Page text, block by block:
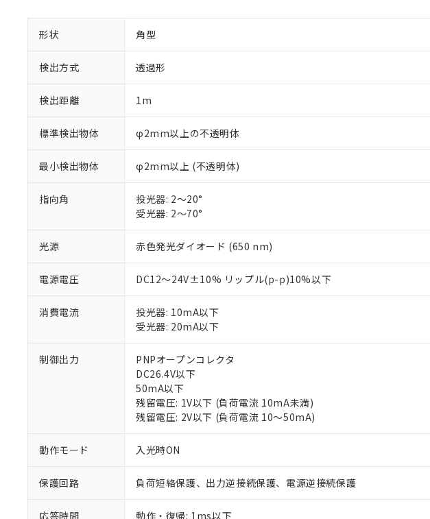
形状 角型
検出方式 透過形
検出距離 1m
標準検出物体 φ2mm以上の不透明体
最小検出物体 φ2mm以上 (不透明体)
指向角
投光器: 2～20°
受光器: 2～70°
光源 赤色発光ダイオード (650 nm)
電源電圧 DC12～24V±10% リップル(p-p)10%以下
消費電流
投光器: 10mA以下
受光器: 20mA以下
制御出力
PNPオープンコレクタ
DC26.4V以下
50mA以下
残留電圧: 1V以下 (負荷電流 10mA未満)
残留電圧: 2V以下 (負荷電流 10～50mA)
動作モード 入光時ON
保護回路 負荷短絡保護、出力逆接続保護、電源逆接続保護
応答時間 動作・復帰: 1ms以下
以下の条件をお読みいただき、同意のうえご利
対応済み：EU RoHS指令（10物質）の非
対応予定：EU RoHS指令（10物質）の非含有
対応予定なし：EU RoHS指令（10物質）の非
があります。
※1 中国RoHS○×表
「○」：最大均質材料含有率が中国RoHSの基
「×」：最大均質材料含有率が中国RoHSの基